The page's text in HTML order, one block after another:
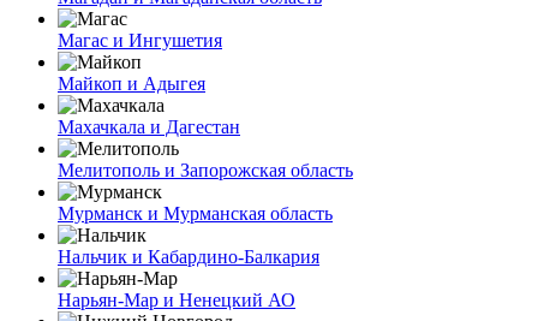
Магас и Ингушетия
Майкоп и Адыгея
Махачкала и Дагестан
Мелитополь и Запорожская область
Мурманск и Мурманская область
Нальчик и Кабардино-Балкария
Нарьян-Мар и Ненецкий АО